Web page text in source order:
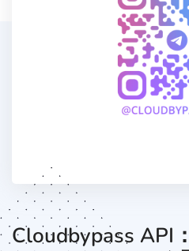
Cloudbypass API